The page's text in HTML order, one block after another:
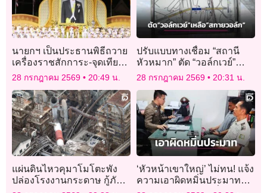
นายกฯ เป็นประธานพิธีถวาย
เครื่องราชสักการะ-จุดเทียน
ถวายพระพรชัยมงคลเฉลิม
พระชนมพรรษาพระบาท
สมเด็จพระเจ้าอยู่หัว
28 กรกฎาคม 2569 20:49 น.
ปรับแบบทางเชื่อม “สถานี
หัวหมาก” ตัด “วอล์กเวย์”
เหลือแค่ “สกายวอล์ก”
28 กรกฎาคม 2569 20:31 น.
แผ่นดินไหวคุมาโมโตะพัง
ปล่องโรงงานกระดาษ กู้ภัย
‘หัวหน้าเขาใหญ่’ ไม่ทน! แจ้ง
ความเอาผิดหมิ่นประมาท